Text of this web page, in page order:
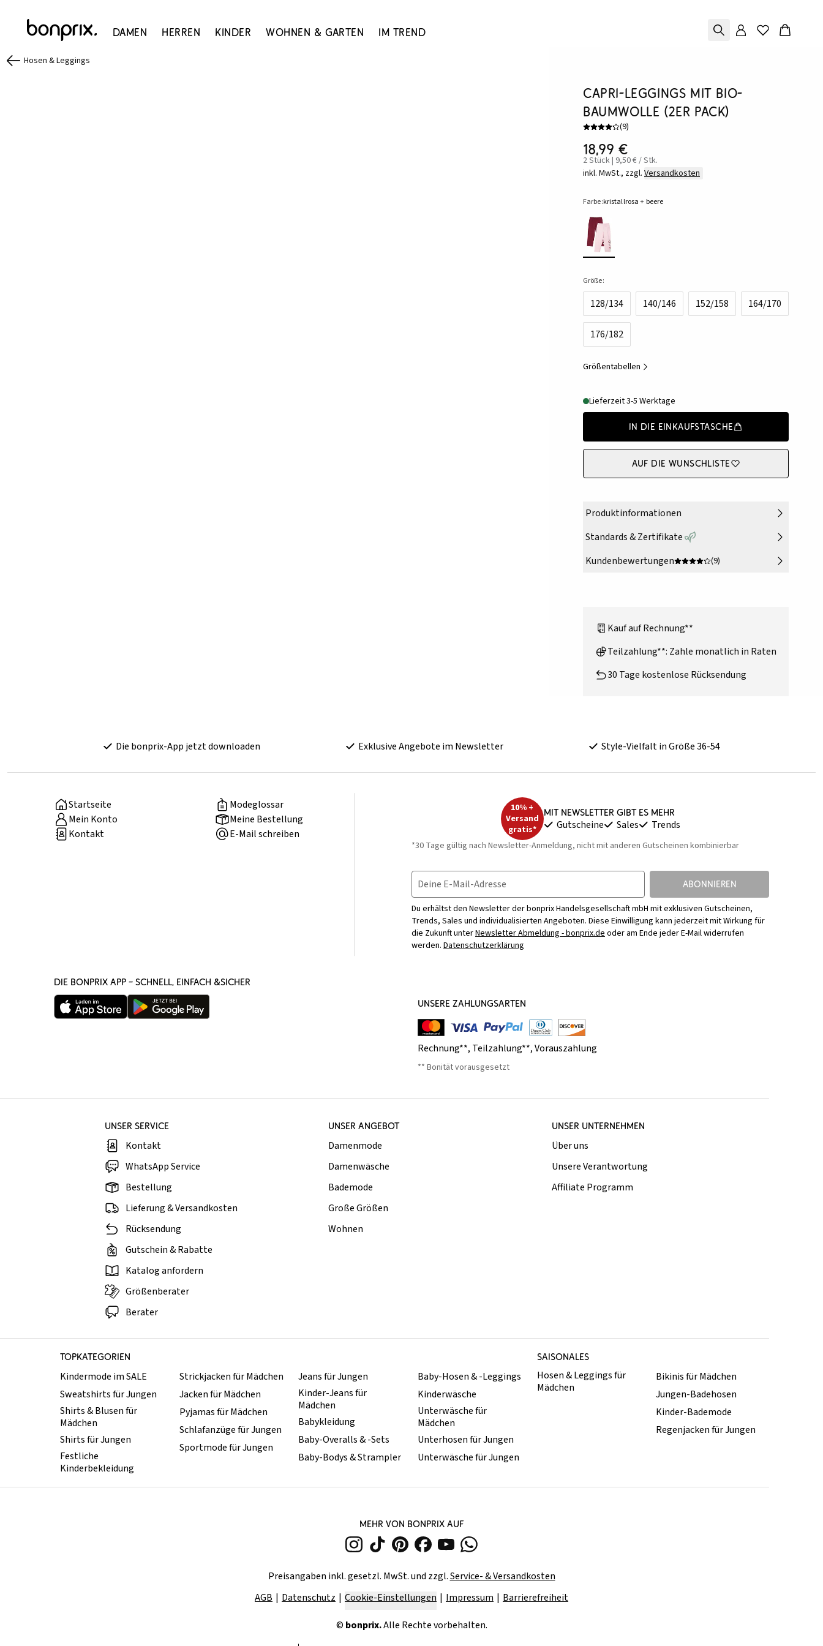
Damen Herren Kinder Wohnen & Garten Im Trend
Hosen & Leggings
Capri-Leggings mit Bio-
Baumwolle (2er Pack)
(9)
18,99 €
2 Stück | 9,50 € / Stk.
inkl. MwSt., zzgl. Versandkosten
Farbe:kristallrosa + beere
Größe:
128/134 140/146 152/158 164/170
176/182
Größentabellen
Lieferzeit 3-5 Werktage
In die Einkaufstasche
Auf die Wunschliste
Produktinformationen
Standards & Zertifikate
Kundenbewertungen
(9)
Kauf auf Rechnung**
Teilzahlung**: Zahle monatlich in Raten
30 Tage kostenlose Rücksendung
Die bonprix-App jetzt downloaden Exklusive Angebote im Newsletter Style-Vielfalt in Größe 36-54
Startseite
Modeglossar
Mein Konto
Meine Bestellung
Kontakt
E-Mail schreiben
10% +
Versand
gratis*
Mit Newsletter gibt es mehr
Gutscheine Sales Trends
*30 Tage gültig nach Newsletter-Anmeldung, nicht mit anderen Gutscheinen kombinierbar
Deine E-Mail-Adresse ABONNIEREN
Du erhältst den Newsletter der bonprix Handelsgesellschaft mbH mit exklusiven Gutscheinen,
Trends, Sales und individualisierten Angeboten. Diese Einwilligung kann jederzeit mit Wirkung für
die Zukunft unterNewsletter Abmeldung - bonprix.deoder am Ende jeder E-Mail widerrufen
werden. Datenschutzerklärung
DIE BONPRIX APP – SCHNELL, EINFACH &SICHER
UNSERE ZAHLUNGSARTEN
Rechnung**, Teilzahlung**,Vorauszahlung
** Bonität vorausgesetzt
UNSER SERVICE
Kontakt
WhatsApp Service
Bestellung
Lieferung & Versandkosten
Rücksendung
Gutschein & Rabatte
Katalog anfordern
Größenberater
Berater
UNSER ANGEBOT
Damenmode
Damenwäsche
Bademode
Große Größen
Wohnen
UNSER UNTERNEHMEN
Über uns
Unsere Verantwortung
Affiliate Programm
TOPKATEGORIEN SAISONALES
Kindermode im SALE
Sweatshirts für Jungen
Shirts & Blusen für
Mädchen
Shirts für Jungen
Festliche
Kinderbekleidung
Strickjacken für Mädchen
Jacken für Mädchen
Pyjamas für Mädchen
Schlafanzüge für Jungen
Sportmode für Jungen
Jeans für Jungen
Kinder-Jeans für
Mädchen
Babykleidung
Baby-Overalls & -Sets
Baby-Bodys & Strampler
Baby-Hosen & -Leggings
Kinderwäsche
Unterwäsche für
Mädchen
Unterhosen für Jungen
Unterwäsche für Jungen
Hosen & Leggings für
Mädchen
Bikinis für Mädchen
Jungen-Badehosen
Kinder-Bademode
Regenjacken für Jungen
MEHR VON BONPRIX AUF
Preisangaben inkl. gesetzl. MwSt. und zzgl.Service- & Versandkosten
AGB
Datenschutz Cookie-Einstellungen Impressum Barrierefreiheit
© bonprix.Alle Rechte vorbehalten.